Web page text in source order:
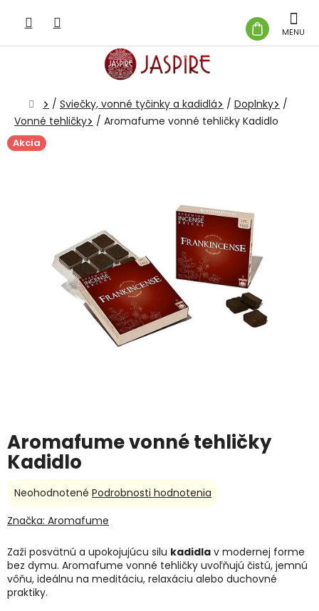
obsah
KOŠÍK
Domov
/ Sviečky, vonné tyčinky a kadidlá / Doplnky
/
Vonné tehličky
/ Aromafume vonné tehličky Kadidlo
Akcia
Aromafume vonné tehličky
Kadidlo
Zaži posvätnú a upokojujúcu silu kadidla v modernej forme
bez dymu. Aromafume vonné tehličky uvoľňujú čistú, jemnú
vôňu, ideálnu na meditáciu, relaxáciu alebo duchovné
praktiky.
Priemerné
produktu
0,0
z
5
hviezdičiek.
Neohodnotené Podrobnosti hodnotenia
Značka: Aromafume